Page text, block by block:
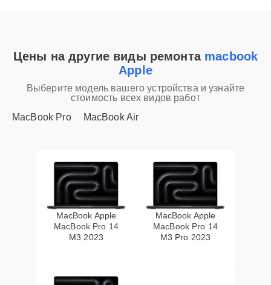
Цены на другие виды ремонта macbook
Apple
Выберите модель вашего устройства и узнайте
стоимость всех видов работ
MacBook Pro
MacBook Air
MacBook Apple
MacBook Pro 14
M3 2023
MacBook Apple
MacBook Pro 14
M3 Pro 2023